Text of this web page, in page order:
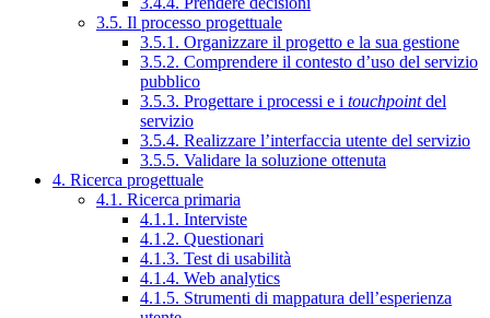
3.5. Il processo progettuale
3.5.1. Organizzare il progetto e la sua gestione
3.5.2. Comprendere il contesto d’uso del servizio
pubblico
3.5.3. Progettare i processi e i touchpointdel
servizio
3.5.4. Realizzare l’interfaccia utente del servizio
3.5.5. Validare la soluzione ottenuta
4. Ricerca progettuale
4.1. Ricerca primaria
4.1.1. Interviste
4.1.2. Questionari
4.1.3. Test di usabilità
4.1.4. Web analytics
4.1.5. Strumenti di mappatura dell’esperienza